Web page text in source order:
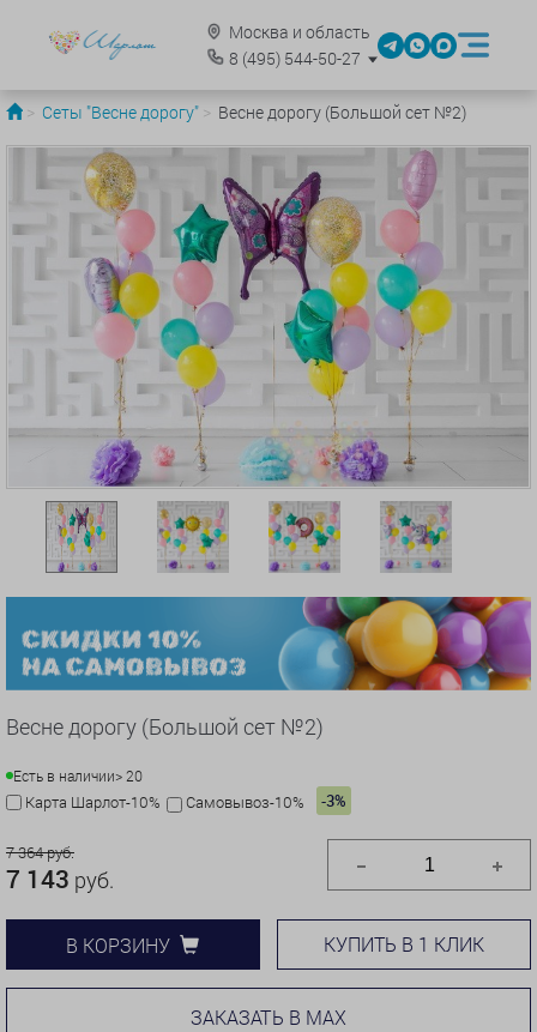
Москва и область
8 (495)544-50-27
Сеты "Весне дорогу" Весне дорогу (Большой сет №2)
Весне дорогу (Большой сет №2)
Есть в наличии> 20
Карта Шарлот-10% Самовывоз-10% -3%
7 364 руб.
7 143 руб.
В КОРЗИНУ КУПИТЬ В 1 КЛИК
ЗАКАЗАТЬ В MAX